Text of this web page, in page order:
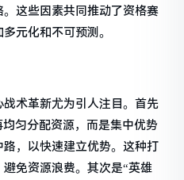
这些因素共同推动了资格赛
元化和不可预测。
术革新尤为引人注目。首先
匀分配资源，而是集中优势
，以快速建立优势。这种打
免资源浪费。其次是“英雄